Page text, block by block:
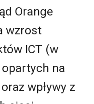
Orange
wzrost
ICT (w
na
wpływy z